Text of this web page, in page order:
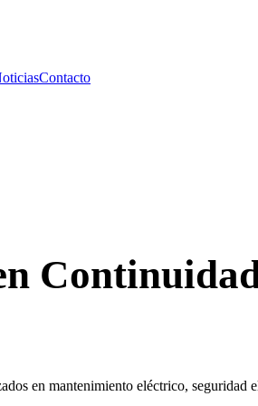
Contacto
en mantenimiento eléctrico, seguridad